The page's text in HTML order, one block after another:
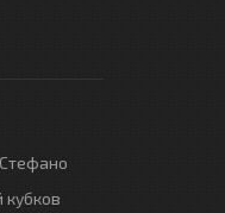
кубков